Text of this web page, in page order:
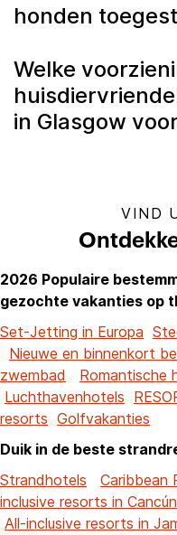
honden
Welke
in Glasgow
VIND
2026 Populaire
gezochte vakanties op
Set-Jetting in Europa
Nieuwe en binnenkort
zwembad
Romantische
Luchthavenhotels
resorts Golfvakanties
Duik in de beste
Strandhotels
Caribbean
inclusive resorts in Cancún
All-inclusive resorts in